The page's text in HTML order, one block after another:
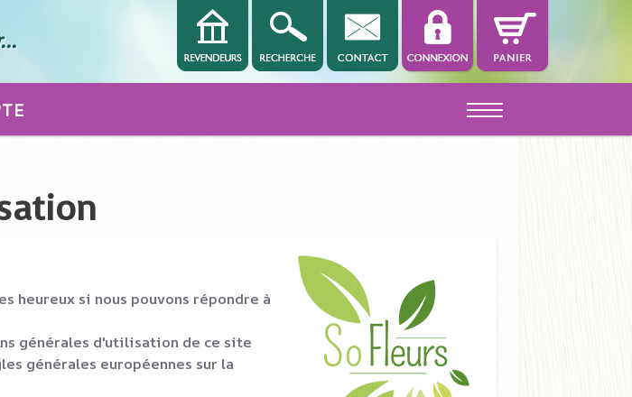
Off-Canvas Toggle
heureux si nous pouvons répondre à
générales d'utilisation de ce site
générales européennes sur la